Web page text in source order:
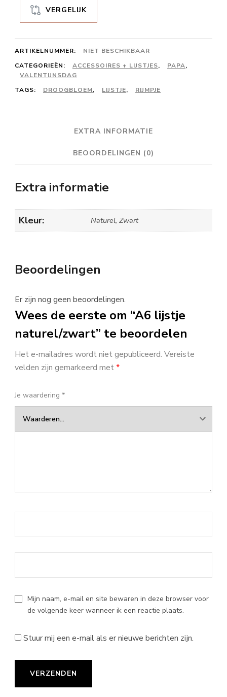
VERGELIJK
ARTIKELNUMMER:
NIET BESCHIKBAAR
CATEGORIEËN:
ACCESSOIRES + LIJSTJES, PAPA,
VALENTIJNSDAG
TAGS:
DROOGBLOEM, LIJSTJE, RIJMPJE
EXTRA INFORMATIE
BEOORDELINGEN (0)
Extra informatie
Kleur: Naturel, Zwart
Beoordelingen
Er zijn nog geen beoordelingen.
Wees de eerste om “A6 lijstje
naturel/zwart” te beoordelen
Het e-mailadres wordt niet gepubliceerd. Vereiste
velden zijn gemarkeerd met*
Je waardering *
Mijn naam, e-mail en site bewaren in deze browser voor
de volgende keer wanneer ik een reactie plaats.
Stuur mij een e-mail als er nieuwe berichten zijn.